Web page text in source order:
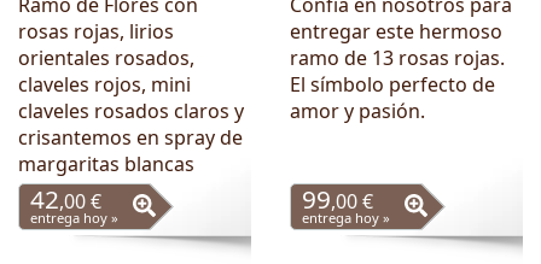
rosas rojas, lirios
orientales rosados,
claveles rojos, mini
claveles rosados claros y
crisantemos en spray de
margaritas blancas
42,00 €
entrega hoy »
entregar este hermoso
ramo de 13 rosas rojas.
El símbolo perfecto de
amor y pasión.
99,00 €
entrega hoy »